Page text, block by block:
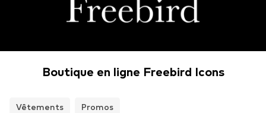
Boutique en ligne Freebird Icons
Vêtements Promos